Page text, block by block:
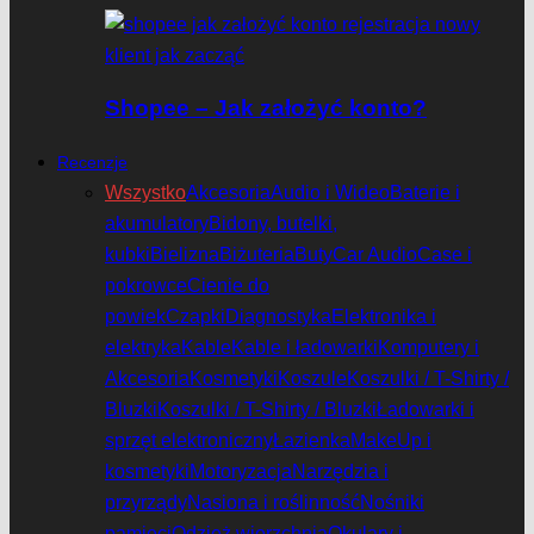
Shopee – Jak założyć konto?
Recenzje
WszystkoAkcesoriaAudio i WideoBaterie i
akumulatoryBidony, butelki,
kubkiBieliznaBiżuteriaButyCar AudioCase i
pokrowceCienie do
powiekCzapkiDiagnostykaElektronika i
elektrykaKableKable i ładowarkiKomputery i
AkcesoriaKosmetykiKoszuleKoszulki / T-Shirty /
BluzkiKoszulki / T-Shirty / BluzkiŁadowarki i
sprzęt elektronicznyŁazienkaMakeUp i
kosmetykiMotoryzacjaNarzędzia i
przyrządyNasiona i roślinnośćNośniki